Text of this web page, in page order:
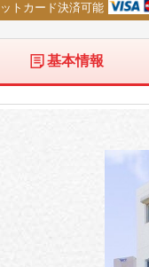
トカード決済可能
基本情報